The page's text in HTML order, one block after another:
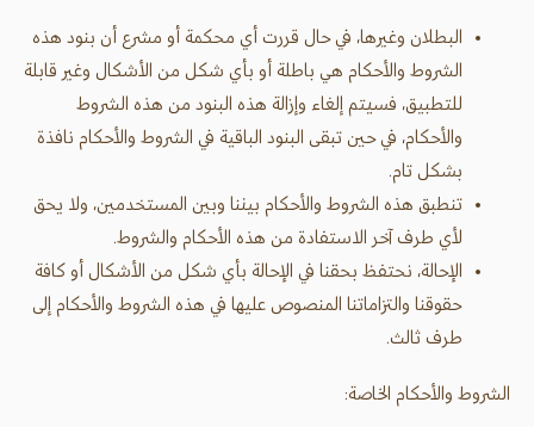
البطلان وغيرها، في حال قررت أي محكمة أو مشرع أن بنود هذه
الشروط والأحكام هي باطلة أو بأي شكل من الأشكال وغير قابلة
للتطبيق، فسيتم إلغاء وإزالة هذه البنود من هذه الشروط
والأحكام، في حين تبقى البنود الباقية في الشروط والأحكام نافذة
بشكل تام.
تنطبق هذه الشروط والأحكام بيننا وبين المستخدمين، ولا يحق
لأي طرف آخر الاستفادة من هذه الأحكام والشروط.
الإحالة، نحتفظ بحقنا في الإحالة بأي شكل من الأشكال أو كافة
حقوقنا والتزاماتنا المنصوص عليها في هذه الشروط والأحكام إلى
طرف ثالث.
الشروط والأحكام الخاصة: